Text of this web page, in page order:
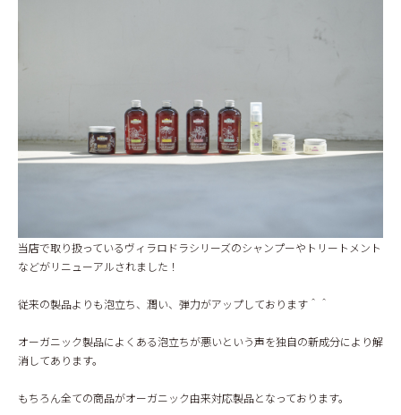
CONTACT
当店で取り扱っているヴィラロドラシリーズのシャンプーやトリートメント
などがリニューアルされました！
従来の製品よりも泡立ち、潤い、弾力がアップしております＾＾
オーガニック製品によくある泡立ちが悪いという声を独自の新成分により解
消してあります。
もちろん全ての商品がオーガニック由来対応製品となっております。